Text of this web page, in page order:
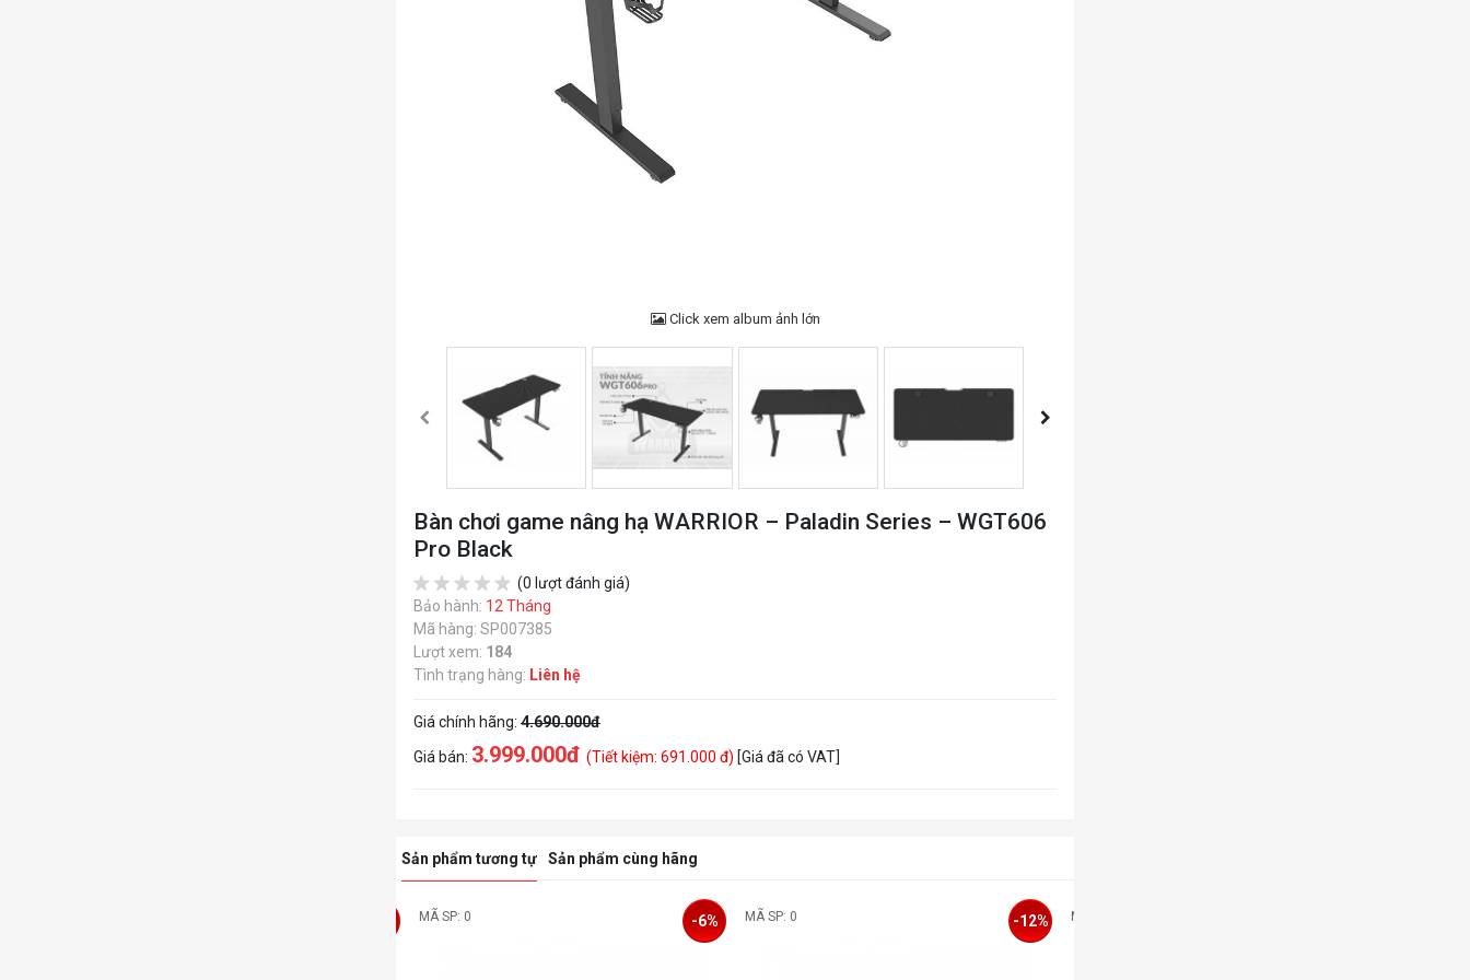
Click xem album ảnh lớn
Bàn chơi game nâng hạ WARRIOR – Paladin Series – WGT606
Pro Black
(0 lượt đánh giá)
Bảo hành: 12 Tháng
Mã hàng: SP007385
Lượt xem: 184
Tình trạng hàng: Liên hệ
Giá chính hãng: 4.690.000đ
Giá bán: 3.999.000đ (Tiết kiệm: 691.000 đ) [Giá đã có VAT]
Sản phẩm tương tự Sản phẩm cùng hãng
MÃ SP: SP007438